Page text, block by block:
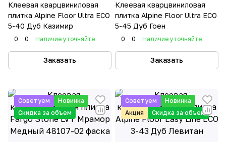
Клеевая кварцвиниловая
плитка Alpine Floor Ultra ECO
5-40 Дуб Казимир
0 0 Наличие уточняйте
Заказать
Клеевая кварцвиниловая
плитка Alpine Floor Ultra ECO
5-45 Дуб Гоен
0 0 Наличие уточняйте
Заказать
Советуем
Новинка
Скидка за объем
Советуем
Новинка
Акция
Скидка за объем